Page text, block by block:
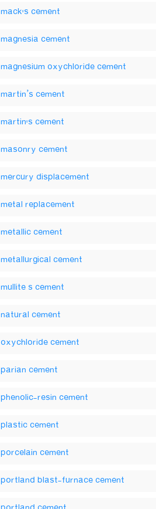
mack's cement
magnesia cement
magnesium oxychloride cement
martin’s cement
martin's cement
masonry cement
mercury displacement
metal replacement
metallic cement
metallurgical cement
mullite s cement
natural cement
oxychloride cement
parian cement
phenolic-resin cement
plastic cement
porcelain cement
portland blast-furnace cement